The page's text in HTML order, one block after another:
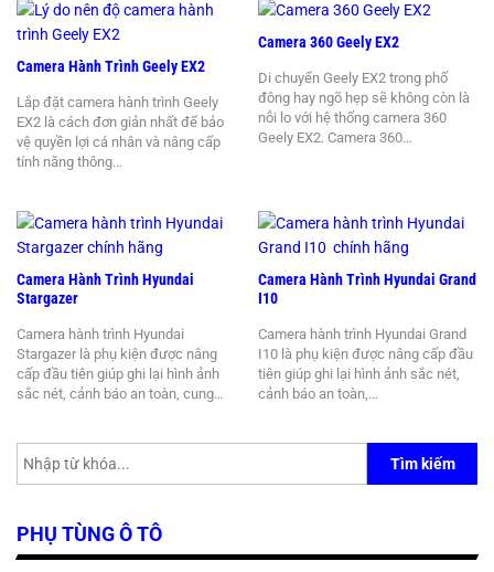
Camera Hành Trình Geely EX2
Lắp đặt camera hành trình Geely
EX2 là cách đơn giản nhất để bảo
vệ quyền lợi cá nhân và nâng cấp
tính năng thông…
Camera 360 Geely EX2
Di chuyển Geely EX2 trong phố
đông hay ngõ hẹp sẽ không còn là
nỗi lo với hệ thống camera 360
Geely EX2. Camera 360…
Camera Hành Trình Hyundai
Stargazer
Camera hành trình Hyundai
Stargazer là phụ kiện được nâng
cấp đầu tiên giúp ghi lại hình ảnh
sắc nét, cảnh báo an toàn, cung…
Camera Hành Trình Hyundai Grand
I10
Camera hành trình Hyundai Grand
I10 là phụ kiện được nâng cấp đầu
tiên giúp ghi lại hình ảnh sắc nét,
cảnh báo an toàn,…
Tìm kiếm
PHỤ TÙNG Ô TÔ